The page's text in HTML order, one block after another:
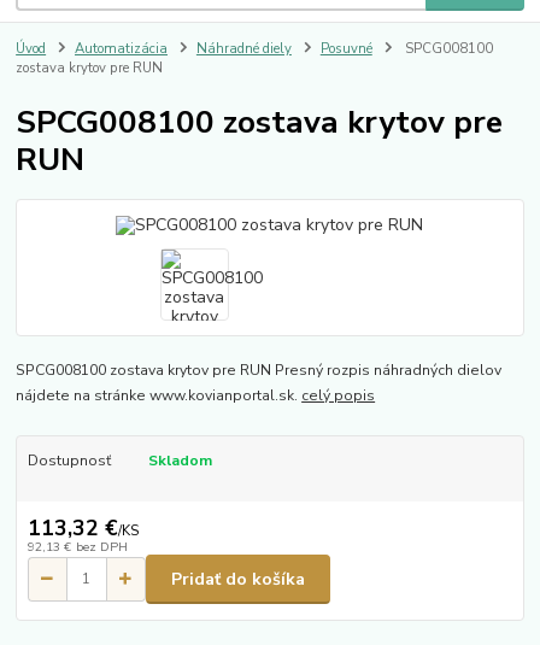
Úvod Automatizácia Náhradné diely Posuvné
SPCG008100
zostava krytov pre RUN
SPCG008100 zostava krytov pre
RUN
SPCG008100 zostava krytov pre RUN Presný rozpis náhradných dielov
nájdete na stránke www.kovianportal.sk. celý popis
Dostupnosť Skladom
113,32 €/KS
92,13 € bez DPH
Pridať do košíka